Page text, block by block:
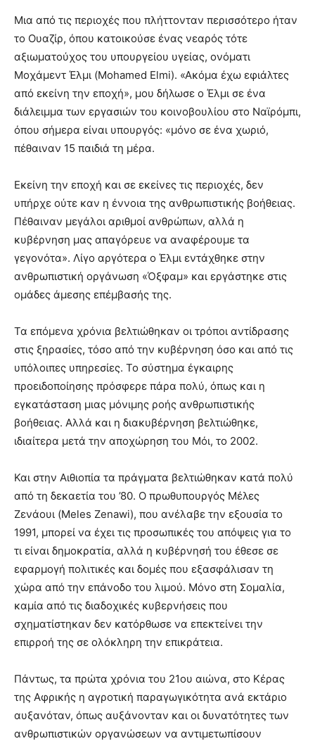
Μια από τις περιοχές που πλήττονταν περισσότερο ήταν
το Ουαζίρ, όπου κατοικούσε ένας νεαρός τότε
αξιωματούχος του υπουργείου υγείας, ονόματι
Μοχάμεντ Έλμι (Mohamed Elmi). «Ακόμα έχω εφιάλτες
από εκείνη την εποχή», μου δήλωσε ο Έλμι σε ένα
διάλειμμα των εργασιών του κοινοβουλίου στο Ναϊρόμπι,
όπου σήμερα είναι υπουργός: «μόνο σε ένα χωριό,
πέθαιναν 15 παιδιά τη μέρα.
Εκείνη την εποχή και σε εκείνες τις περιοχές, δεν
υπήρχε ούτε καν η έννοια της ανθρωπιστικής βοήθειας.
Πέθαιναν μεγάλοι αριθμοί ανθρώπων, αλλά η
κυβέρνηση μας απαγόρευε να αναφέρουμε τα
γεγονότα». Λίγο αργότερα ο Έλμι εντάχθηκε στην
ανθρωπιστική οργάνωση «Όξφαμ» και εργάστηκε στις
ομάδες άμεσης επέμβασής της.
Τα επόμενα χρόνια βελτιώθηκαν οι τρόποι αντίδρασης
στις ξηρασίες, τόσο από την κυβέρνηση όσο και από τις
υπόλοιπες υπηρεσίες. Το σύστημα έγκαιρης
προειδοποίησης πρόσφερε πάρα πολύ, όπως και η
εγκατάσταση μιας μόνιμης ροής ανθρωπιστικής
βοήθειας. Αλλά και η διακυβέρνηση βελτιώθηκε,
ιδιαίτερα μετά την αποχώρηση του Μόι, το 2002.
Και στην Αιθιοπία τα πράγματα βελτιώθηκαν κατά πολύ
από τη δεκαετία του ’80. Ο πρωθυπουργός Μέλες
Ζενάουι (Meles Zenawi), που ανέλαβε την εξουσία το
1991, μπορεί να έχει τις προσωπικές του απόψεις για το
τι είναι δημοκρατία, αλλά η κυβέρνησή του έθεσε σε
εφαρμογή πολιτικές και δομές που εξασφάλισαν τη
χώρα από την επάνοδο του λιμού. Μόνο στη Σομαλία,
καμία από τις διαδοχικές κυβερνήσεις που
σχηματίστηκαν δεν κατόρθωσε να επεκτείνει την
επιρροή της σε ολόκληρη την επικράτεια.
Πάντως, τα πρώτα χρόνια του 21ου αιώνα, στο Κέρας
της Αφρικής η αγροτική παραγωγικότητα ανά εκτάριο
αυξανόταν, όπως αυξάνονταν και οι δυνατότητες των
ανθρωπιστικών οργανώσεων να αντιμετωπίσουν